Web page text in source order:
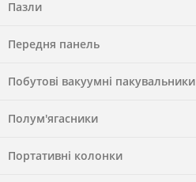
Пазли
Передня панель
Побутові вакуумні пакувальники
Полум'ягасники
Портативні колонки